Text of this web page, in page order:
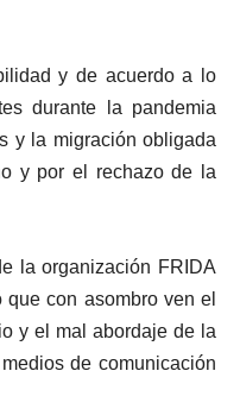
y de acuerdo a lo
durante la pandemia
y la migración obligada
y por el rechazo de la
la organización FRIDA
con asombro ven el
y el mal abordaje de la
de comunicación